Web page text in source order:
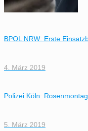
BPOL NRW: Erste
4. März 2019
Polizei Köln:
5. März 2019